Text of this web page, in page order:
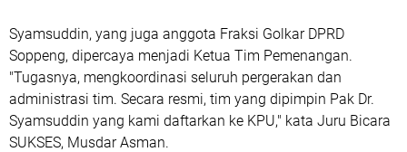
Syamsuddin, yang juga anggota Fraksi Golkar DPRD
Soppeng, dipercaya menjadi Ketua Tim Pemenangan.
"Tugasnya, mengkoordinasi seluruh pergerakan dan
administrasi tim. Secara resmi, tim yang dipimpin Pak Dr.
Syamsuddin yang kami daftarkan ke KPU," kata Juru Bicara
SUKSES, Musdar Asman.